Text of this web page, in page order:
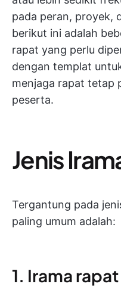
pada peran, proyek,
berikut ini adalah
rapat yang perlu
dengan templat
menjaga rapat tetap
peserta.
Jenis
Tergantung pada
paling umum adalah:
1. Irama